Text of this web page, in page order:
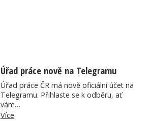
Úřad práce nově na Telegramu
Úřad práce ČR má nově oficiální účet na
Telegramu. Přihlaste se k odběru, ať
vám…
Více